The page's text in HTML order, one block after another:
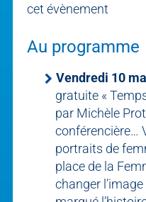
cet évènement
Au programme
Vendredi 10
gratuite «
par Michèle
conférencière…
portraits de
place de la
changer